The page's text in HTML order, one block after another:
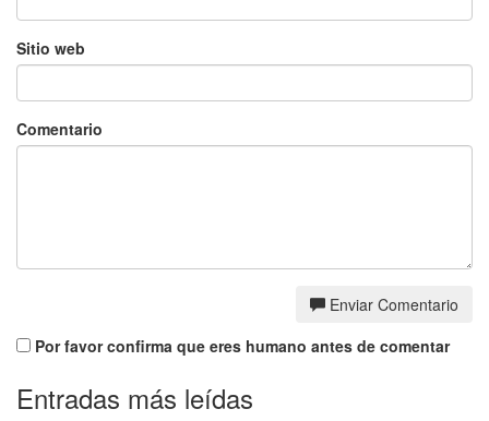
Sitio web
Comentario
Enviar Comentario
Por favor confirma que eres humano antes de comentar
Entradas más leídas